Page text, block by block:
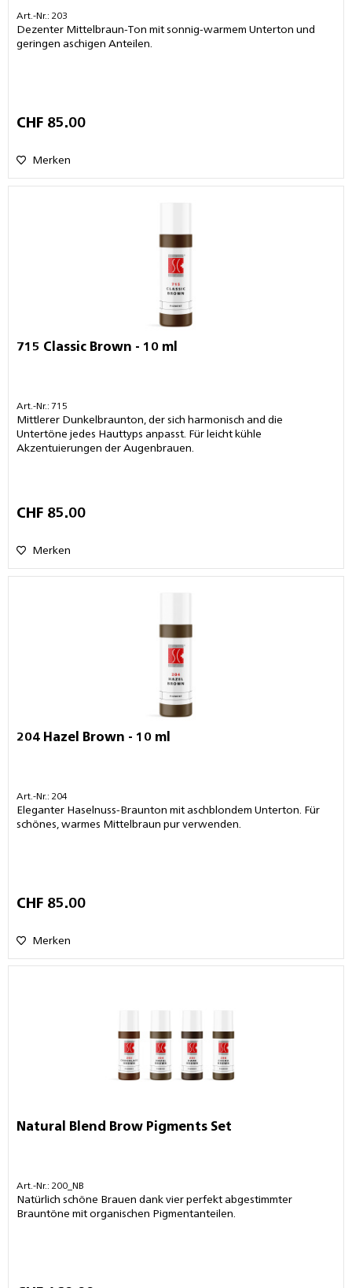
Art.-Nr.: 203
Dezenter Mittelbraun-Ton mit sonnig-warmem Unterton und
geringen aschigen Anteilen.
CHF 85.00
Merken
715 Classic Brown - 10 ml
Art.-Nr.: 715
Mittlerer Dunkelbraunton, der sich harmonisch and die
Untertöne jedes Hauttyps anpasst. Für leicht kühle
Akzentuierungen der Augenbrauen.
CHF 85.00
Merken
204 Hazel Brown - 10 ml
Art.-Nr.: 204
Eleganter Haselnuss-Braunton mit aschblondem Unterton. Für
schönes, warmes Mittelbraun pur verwenden.
CHF 85.00
Merken
Natural Blend Brow Pigments Set
Art.-Nr.: 200_NB
Natürlich schöne Brauen dank vier perfekt abgestimmter
Brauntöne mit organischen Pigmentanteilen.